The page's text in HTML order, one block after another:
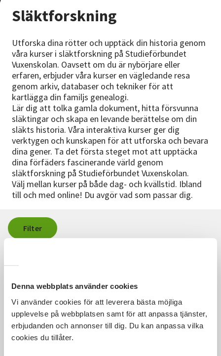
Denna webbplats använder cookies
Vi använder cookies för att leverera bästa möjliga
upplevelse på webbplatsen samt för att anpassa tjänster,
erbjudanden och annonser till dig. Du kan anpassa vilka
cookies du tillåter.
Lyssna
Släktforskning
Utforska dina rötter och upptäck din historia genom
våra kurser i släktforskning på Studieförbundet
Vuxenskolan. Oavsett om du är nybörjare eller
erfaren, erbjuder våra kurser en vägledande resa
genom arkiv, databaser och tekniker för att
kartlägga din familjs genealogi.
Lär dig att tolka gamla dokument, hitta försvunna
släktingar och skapa en levande berättelse om din
släkts historia. Våra interaktiva kurser ger dig
verktygen och kunskapen för att utforska och bevara
dina gener. Ta det första steget mot att upptäcka
dina förfäders fascinerande värld genom
släktforskning på Studieförbundet Vuxenskolan.
Välj mellan kurser på både dag- och kvällstid. Ibland
till och med online! Du avgör vad som passar dig.
Filter
Rensa alla filter
Tidigare 1 2 ... 4 5 6 7